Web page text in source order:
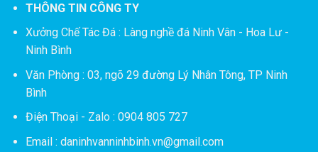
THÔNG TIN CÔNG TY
Xưởng Chế Tác Đá : Làng nghề đá Ninh Vân - Hoa Lư -
Ninh Bình
Văn Phòng : 03, ngõ 29 đường Lý Nhân Tông, TP Ninh
Bình
Điện Thoại - Zalo : 0904 805 727
Email : daninhvanninhbinh.vn@gmail.com